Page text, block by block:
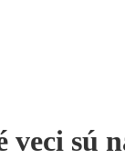
veci sú